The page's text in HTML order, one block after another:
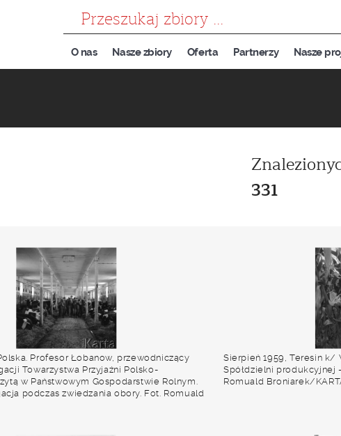
O nas Nasze zbiory Oferta Partnerzy Nasze
331
Profesor Łobanow, przewodniczący
Towarzystwa Przyjaźni Polsko-
w Państwowym Gospodarstwie Rolnym.
podczas zwiedzania obory. Fot. Romuald
Sierpień 1959, Teresin k/
Spółdzielni produkcyjnej
Romuald Broniarek/